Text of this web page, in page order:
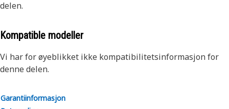
delen.
Kompatible modeller
Vi har for øyeblikket ikke kompatibilitetsinformasjon for
denne delen.
Garantiinformasjon